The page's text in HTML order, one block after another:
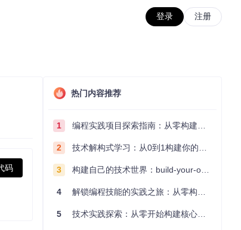
登录 注册
码
热门内容推荐
1 编程实践项目探索指南：从零构建技术能力体系
2 技术解构式学习：从0到1构建你的编程知识体系
3 构建自己的技术世界：build-your-own-x项目的实践探索指南
4 解锁编程技能的实践之旅：从零构建你的技术世界
5 技术实践探索：从零开始构建核心系统的实践指南